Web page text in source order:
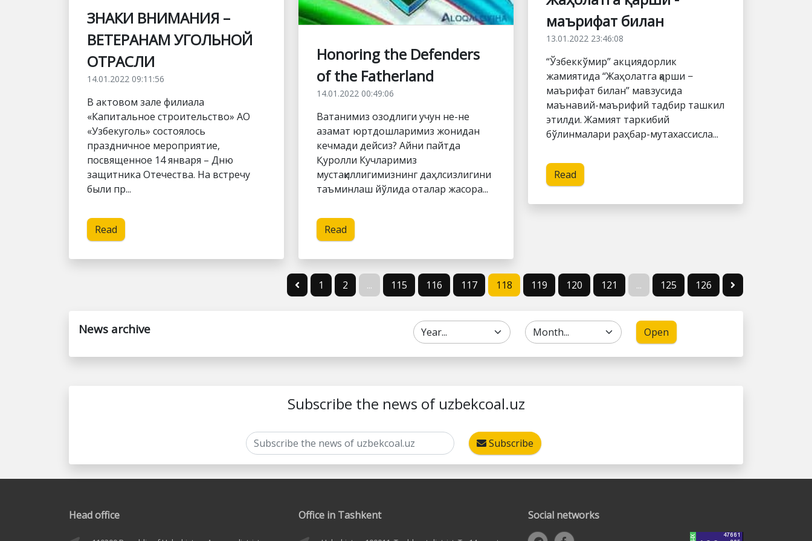
ЗНАКИ ВНИМАНИЯ –
ВЕТЕРАНАМ УГОЛЬНОЙ
ОТРАСЛИ
14.01.2022 09:11:56
В актовом зале филиала
«Капитальное строительство» АО
«Узбекуголь» состоялось
праздничное мероприятие,
посвященное 14 января – Дню
защитника Отечества. На встречу
были пр...
Read
Honoring the Defenders
of the Fatherland
14.01.2022 00:49:06
Ватанимиз озодлиги учун не-не
азамат юртдошларимиз жонидан
кечмади дейсиз? Айни пайтда
Қуролли Кучларимиз
мустақиллигимизнинг даҳлсизлигини
таъминлаш йўлида оталар жасора...
Read
маърифат билан
13.01.2022 23:46:08
“Ўзбеккўмир” акциядорлик
жамиятида “Жаҳолатга қарши −
маърифат билан” мавзусида
маънавий-маърифий тадбир ташкил
этилди. Жамият таркибий
бўлинмалари раҳбар-мутахассисла...
Read
1 2 ... 115 116 117 118 119 120 121 ... 125 126
News archive Open
Subscribe the news of uzbekcoal.uz
Subscribe
Head office Office in Tashkent Social networks